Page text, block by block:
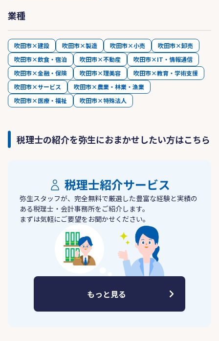
業種
吹田市×建設 吹田市×製造 吹田市×小売
吹田市×卸売
吹田市×飲食・宿泊
吹田市×不動産
吹田市×IT・情報通信
吹田市×金融・保険
吹田市×理美容
吹田市×教育・学術支援
吹田市×サービス
吹田市×農業・林業・漁業
吹田市×医療・福祉
吹田市×特殊法人
税理士の紹介を弥生におまかせしたい方はこちら
税理士紹介サービス
弥生スタッフが、完全無料で厳選した豊富な経験と実績の
ある税理士・会計事務所をご紹介します。
まずは気軽にご要望をお聞かせください。
もっと見る